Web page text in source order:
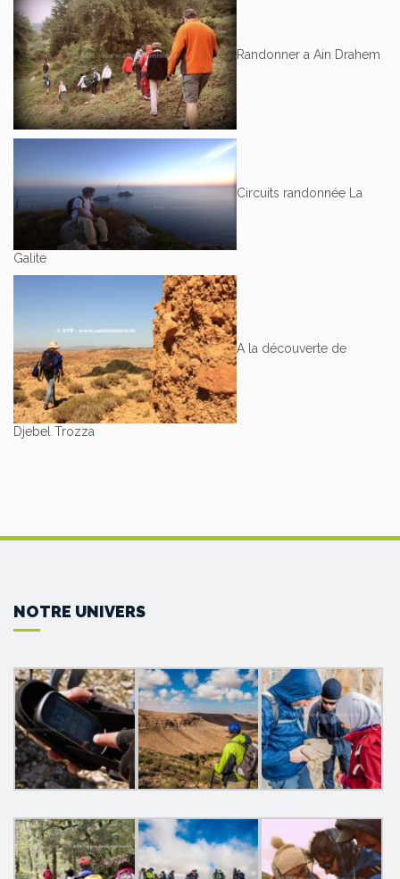
Randonner a Ain Drahem
Circuits randonnée La
Galite
A la découverte de
Djebel Trozza
NOTRE UNIVERS